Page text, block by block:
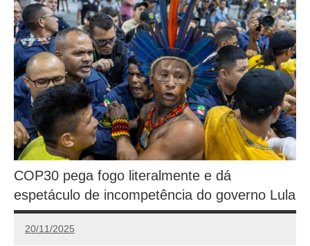
COP30 pega fogo literalmente e dá
espetáculo de incompetência do governo Lula
20/11/2025
Calango